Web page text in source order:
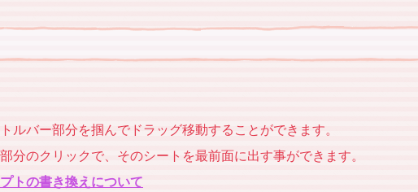
ルバー部分を掴んでドラッグ移動することができます。
分のクリックで、そのシートを最前面に出す事ができます。
トの書き換えについて